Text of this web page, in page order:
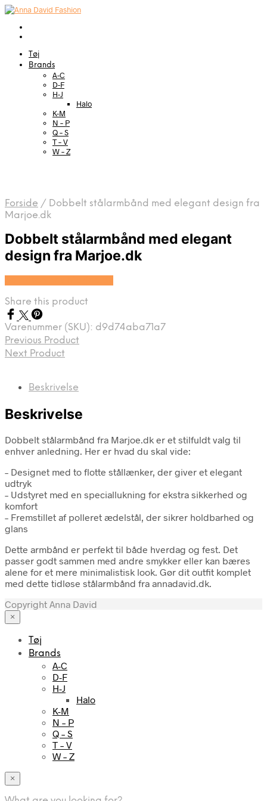
Tøj
Brands
A-C
D-F
H-J
Halo
K-M
N – P
Q – S
T – V
W – Z
Forside / Dobbelt stålarmbånd med elegant design fra
Marjoe.dk
Dobbelt stålarmbånd med elegant
design fra Marjoe.dk
Share this product
Varenummer (SKU): d9d74aba71a7
Previous Product
Next Product
Beskrivelse
Beskrivelse
Dobbelt stålarmbånd fra Marjoe.dk er et stilfuldt valg til
enhver anledning. Her er hvad du skal vide:
– Designet med to flotte stållænker, der giver et elegant
udtryk
– Udstyret med en speciallukning for ekstra sikkerhed og
komfort
– Fremstillet af polleret ædelstål, der sikrer holdbarhed og
glans
Dette armbånd er perfekt til både hverdag og fest. Det
passer godt sammen med andre smykker eller kan bæres
alene for et mere minimalistisk look. Gør dit outfit komplet
med dette tidløse stålarmbånd fra annadavid.dk.
Copyright Anna David
×
Tøj
Brands
A-C
D-F
H-J
Halo
K-M
N – P
Q – S
T – V
W – Z
×